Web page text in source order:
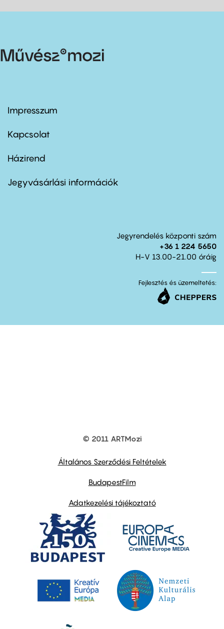
Footer
first
Impresszum
Kapcsolat
Footer
second
Házirend
Jegyvásárlási információk
Jegyrendelés központi szám
+36 1 224 5650
H-V 13.00-21.00 óráig
Fejlesztés és üzemeltetés:
© 2011 ARTMozi
Általános Szerződési Feltételek
BudapestFilm
Adatkezelési tájékoztató